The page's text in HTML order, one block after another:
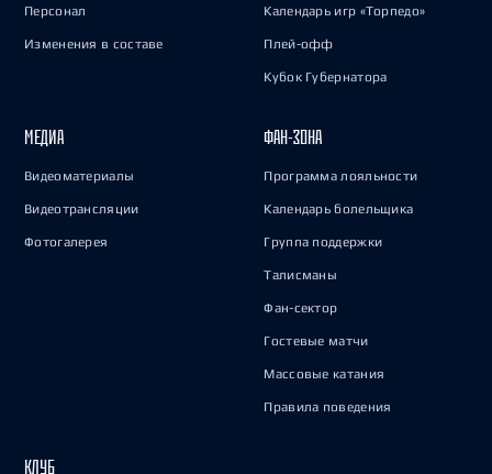
Персонал
Изменения в составе
Календарь игр «Торпедо»
Плей-офф
Кубок Губернатора
МЕДИА
Видеоматериалы
Видеотрансляции
Фотогалерея
ФАН-ЗОНА
Программа лояльности
Календарь болельщика
Группа поддержки
Талисманы
Фан-сектор
Гостевые матчи
Массовые катания
Правила поведения
КЛУБ